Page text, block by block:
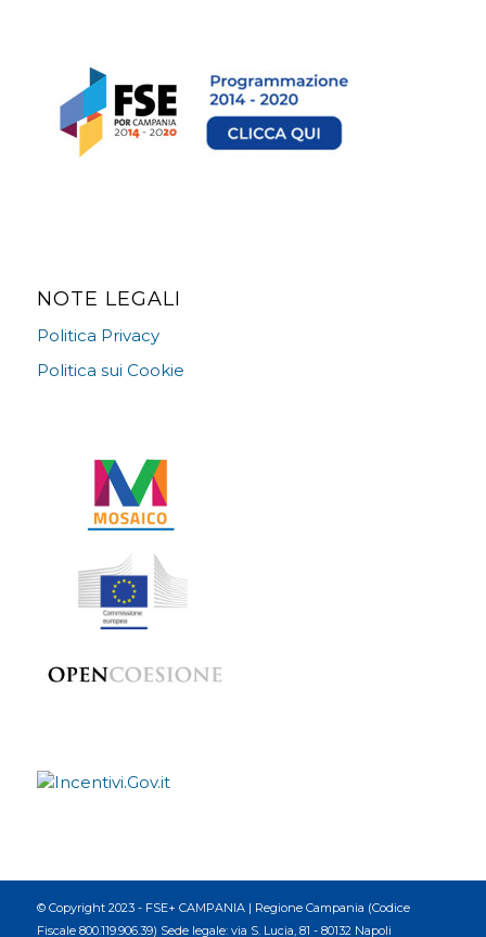
NOTE LEGALI
Politica Privacy
Politica sui Cookie
© Copyright 2023 - FSE+ CAMPANIA | Regione Campania (Codice
Fiscale 800.119.906.39) Sede legale: via S. Lucia, 81 - 80132 Napoli